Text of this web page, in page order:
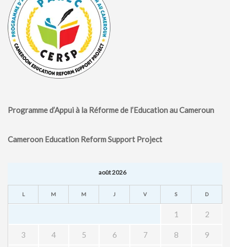
Programme d’Appui à la Réforme de l’Education au Cameroun
Cameroon Education Reform Support Project
août 2026
L M M J V S D
1 2
3 4 5 6 7 8 9